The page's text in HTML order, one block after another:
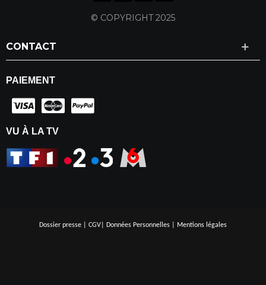
© COPYRIGHT 2025
CONTACT
PAIEMENT
VU À LA TV
Dossier presse CGV Données Personnelles Mentions légales